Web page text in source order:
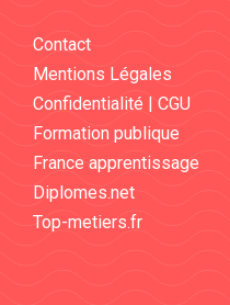
Contact
Mentions Légales
Confidentialité | CGU
Formation publique
France apprentissage
Diplomes.net
Top-metiers.fr